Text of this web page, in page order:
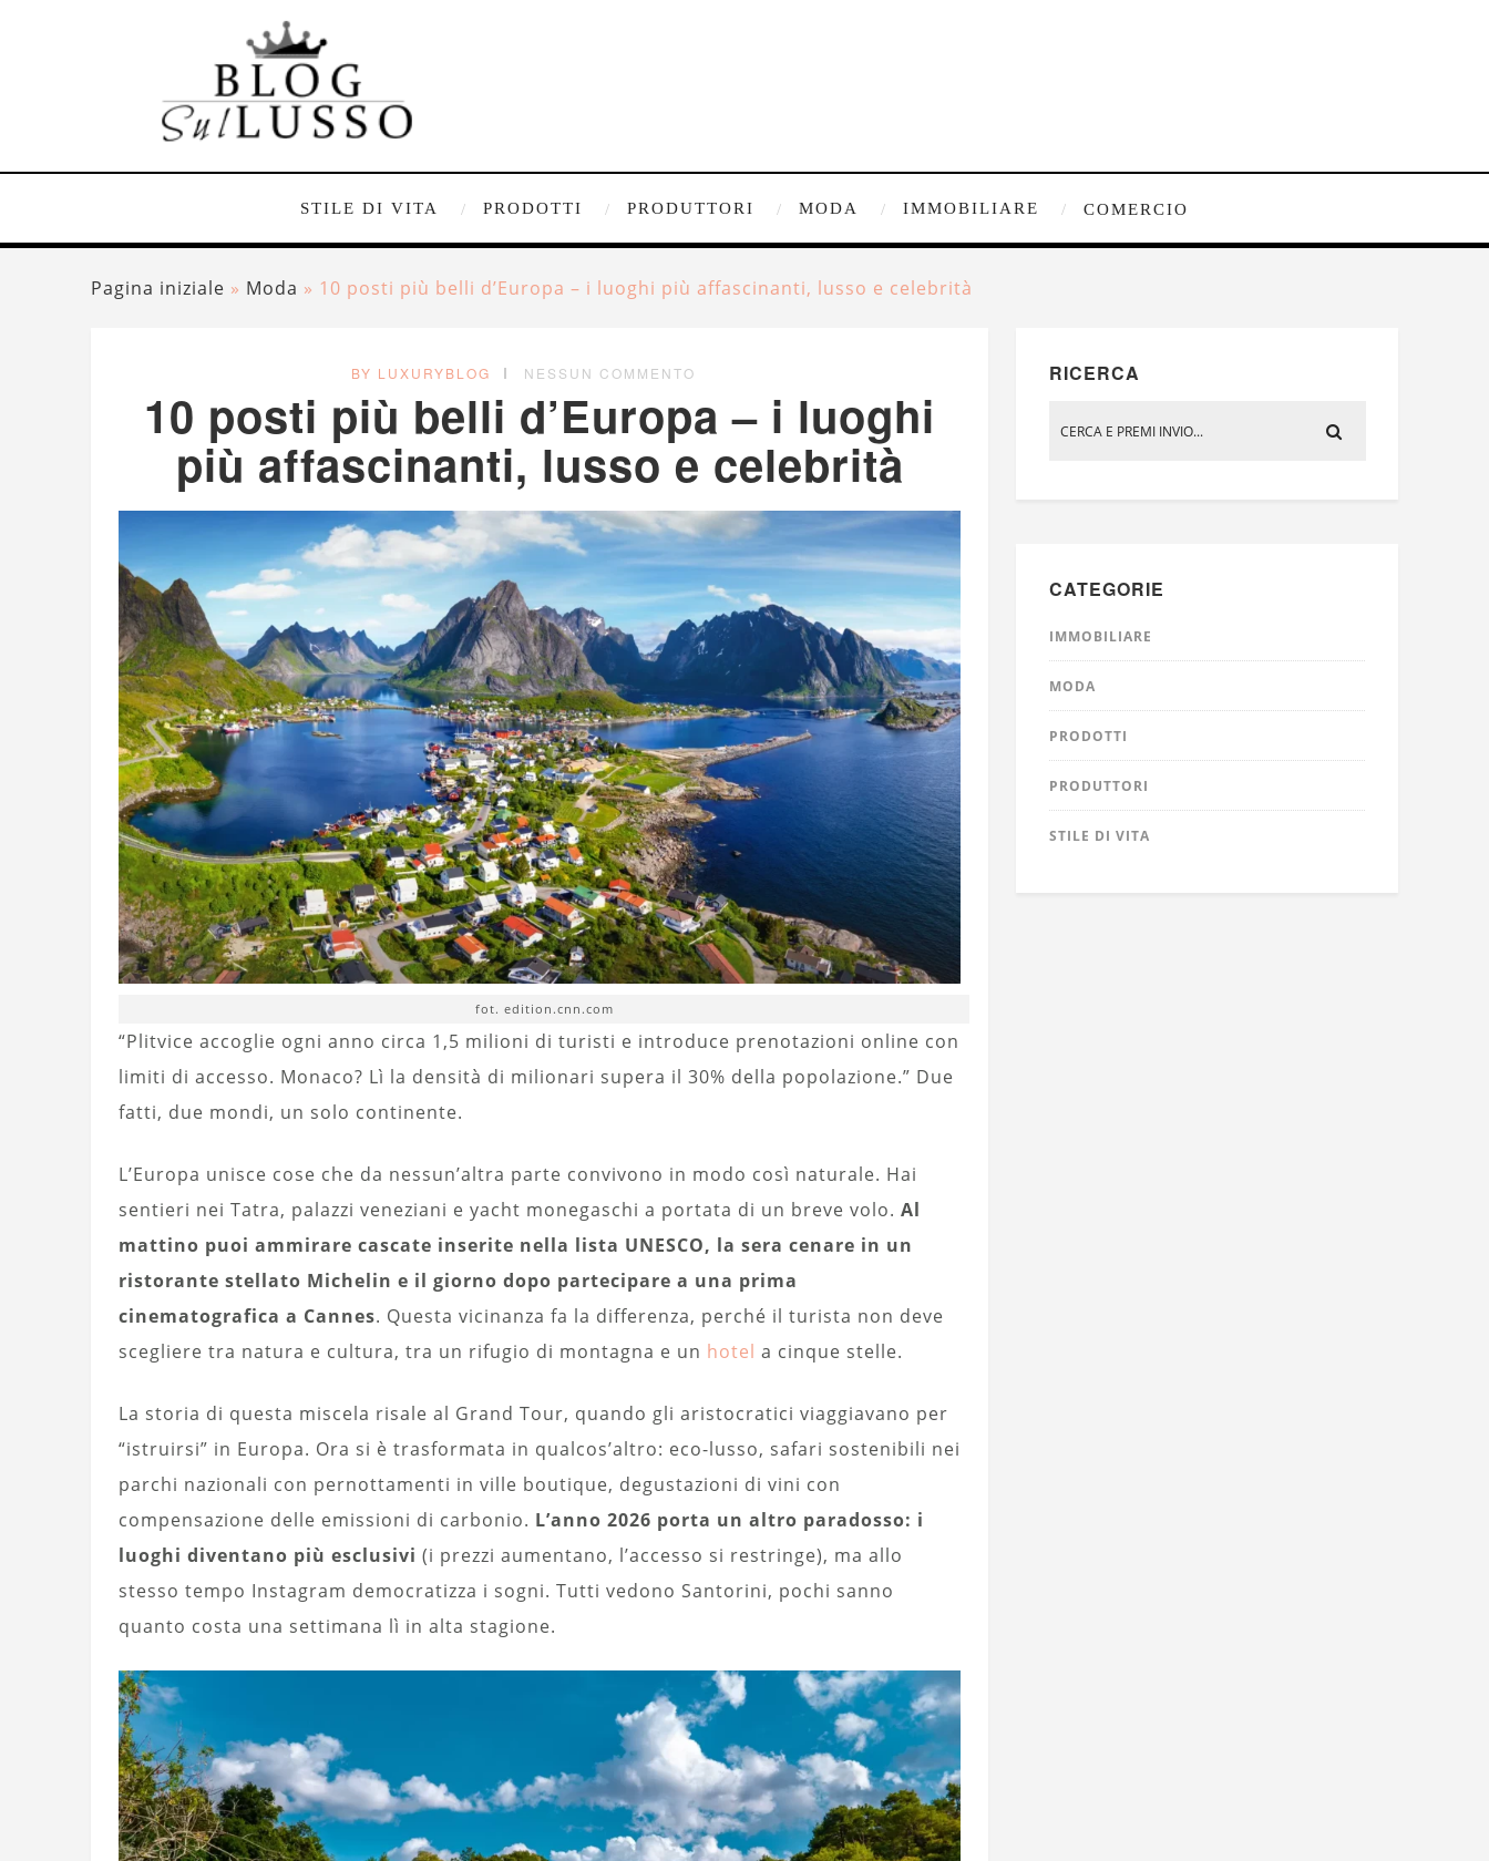
STILE DI VITA PRODOTTI PRODUTTORI MODA IMMOBILIARE COMERCIO
Pagina iniziale » Moda » 10 posti più belli d’Europa – i luoghi più affascinanti, lusso e celebrità
BY LUXURYBLOG NESSUN COMMENTO
10 posti più belli d’Europa – i luoghi
più affascinanti, lusso e celebrità
fot. edition.cnn.com
“Plitvice accoglie ogni anno circa 1,5 milioni di turisti e introduce prenotazioni online con
limiti di accesso. Monaco? Lì la densità di milionari supera il 30% della popolazione.” Due
fatti, due mondi, un solo continente.
L’Europa unisce cose che da nessun’altra parte convivono in modo così naturale. Hai
sentieri nei Tatra, palazzi veneziani e yacht monegaschi a portata di un breve volo. Al
mattino puoi ammirare cascate inserite nella lista UNESCO, la sera cenare in un
ristorante stellato Michelin e il giorno dopo partecipare a una prima
cinematografica a Cannes. Questa vicinanza fa la differenza, perché il turista non deve
scegliere tra natura e cultura, tra un rifugio di montagna e un hotel a cinque stelle.
La storia di questa miscela risale al Grand Tour, quando gli aristocratici viaggiavano per
“istruirsi” in Europa. Ora si è trasformata in qualcos’altro: eco-lusso, safari sostenibili nei
parchi nazionali con pernottamenti in ville boutique, degustazioni di vini con
compensazione delle emissioni di carbonio. L’anno 2026 porta un altro paradosso: i
luoghi diventano più esclusivi (i prezzi aumentano, l’accesso si restringe), ma allo
stesso tempo Instagram democratizza i sogni. Tutti vedono Santorini, pochi sanno
quanto costa una settimana lì in alta stagione.
RICERCA
CATEGORIE
IMMOBILIARE
MODA
PRODOTTI
PRODUTTORI
STILE DI VITA